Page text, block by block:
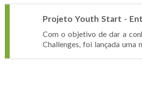
Projeto Youth Start -
Com o objetivo de dar a
Challenges, foi lançada